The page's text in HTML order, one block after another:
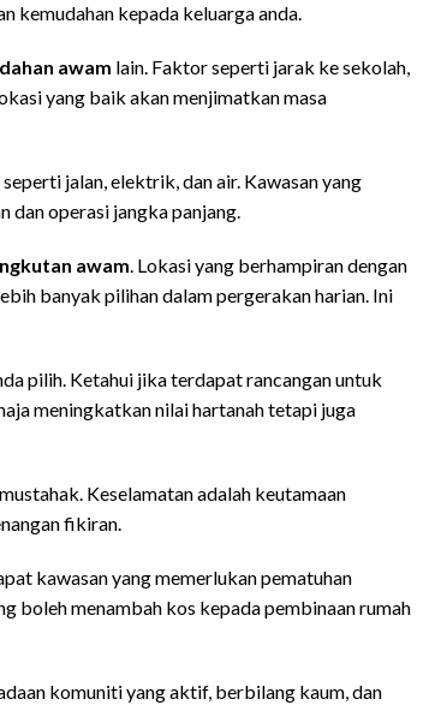
kemudahan kepada keluarga anda.
awam lain. Faktor seperti jarak ke sekolah,
yang baik akan menjimatkan masa
seperti jalan, elektrik, dan air. Kawasan yang
operasi jangka panjang.
awam. Lokasi yang berhampiran dengan
banyak pilihan dalam pergerakan harian. Ini
pilih. Ketahui jika terdapat rancangan untuk
meningkatkan nilai hartanah tetapi juga
Keselamatan adalah keutamaan
fikiran.
kawasan yang memerlukan pematuhan
boleh menambah kos kepada pembinaan rumah
komuniti yang aktif, berbilang kaum, dan